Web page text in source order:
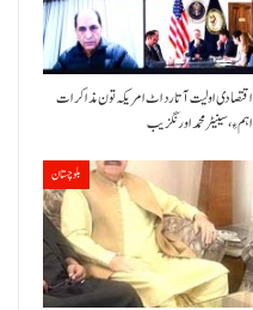
اقتصادی اولیت آتا رد اٹ امریکہ تون مذاکرات
اہم ءِ،سینیٹر محمد اورنگزیب
بلوچستان